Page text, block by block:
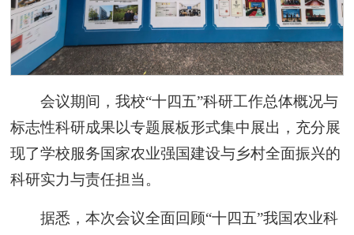
会议期间，我校“十四五”科研工作总体概况与
标志性科研成果以专题展板形式集中展出，充分展
现了学校服务国家农业强国建设与乡村全面振兴的
科研实力与责任担当。
据悉，本次会议全面回顾“十四五”我国农业科